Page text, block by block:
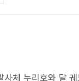
사체 누리호와 달